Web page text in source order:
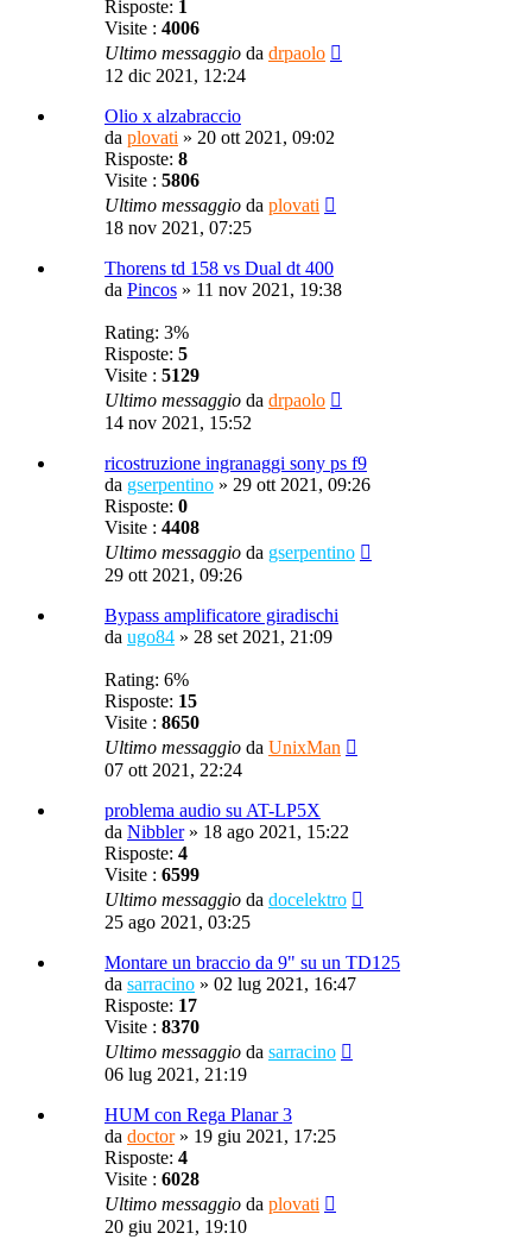
Risposte: 1
Visite : 4006
Ultimo messaggio da drpaolo
12 dic 2021, 12:24
Olio x alzabraccio
da plovati » 20 ott 2021, 09:02
Risposte: 8
Visite : 5806
Ultimo messaggio da plovati
18 nov 2021, 07:25
Thorens td 158 vs Dual dt 400
da Pincos » 11 nov 2021, 19:38
Rating: 3%
Risposte: 5
Visite : 5129
Ultimo messaggio da drpaolo
14 nov 2021, 15:52
ricostruzione ingranaggi sony ps f9
da gserpentino » 29 ott 2021, 09:26
Risposte: 0
Visite : 4408
Ultimo messaggio da gserpentino
29 ott 2021, 09:26
Bypass amplificatore giradischi
da ugo84 » 28 set 2021, 21:09
Rating: 6%
Risposte: 15
Visite : 8650
Ultimo messaggio da UnixMan
07 ott 2021, 22:24
problema audio su AT-LP5X
da Nibbler» 18 ago 2021, 15:22
Risposte: 4
Visite : 6599
Ultimo messaggio da docelektro
25 ago 2021, 03:25
Montare un braccio da 9" su un TD125
da sarracino » 02 lug 2021, 16:47
Risposte: 17
Visite : 8370
Ultimo messaggio da sarracino
06 lug 2021, 21:19
HUM con Rega Planar 3
da doctor» 19 giu 2021, 17:25
Risposte: 4
Visite : 6028
Ultimo messaggio da plovati
20 giu 2021, 19:10